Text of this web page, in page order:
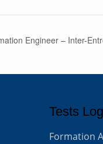
Engineer – Inter-
Tests
Formation